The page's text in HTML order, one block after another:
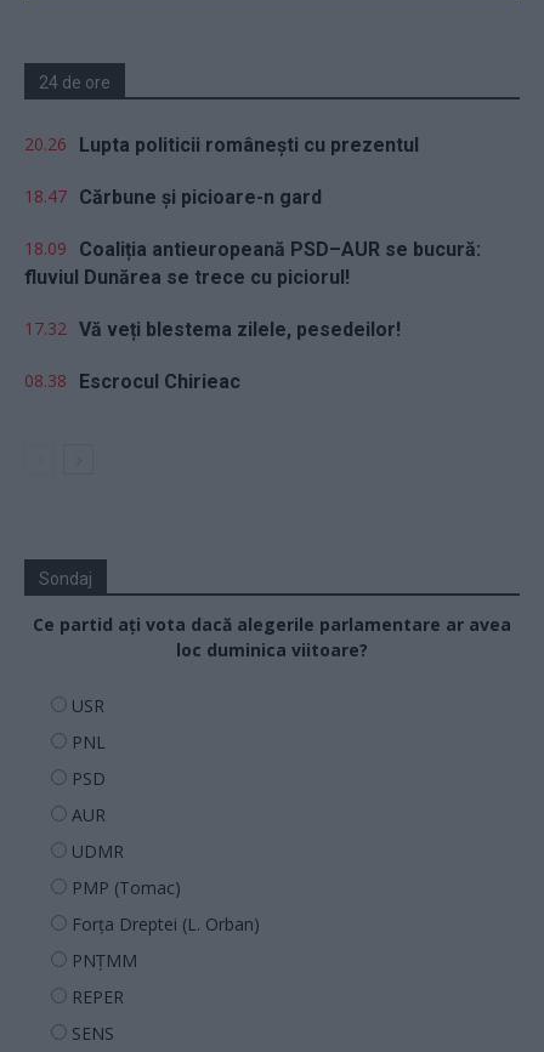
24 de ore
20.26 Lupta politicii românești cu prezentul
18.47 Cărbune și picioare-n gard
18.09
Coaliția antieuropeană PSD–AUR se bucură:
fluviul Dunărea se trece cu piciorul!
17.32 Vă veți blestema zilele, pesedeilor!
08.38 Escrocul Chirieac
Sondaj
Ce partid ați vota dacă alegerile parlamentare ar avea
loc duminica viitoare?
USR
PNL
PSD
AUR
UDMR
PMP (Tomac)
Forța Dreptei (L. Orban)
PNȚMM
REPER
SENS